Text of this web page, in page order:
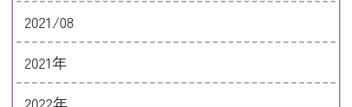
2021/08
2021年
2022年